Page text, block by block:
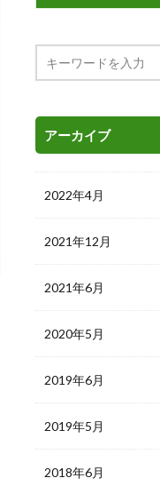
アーカイブ
2022年4月
2021年12月
2021年6月
2020年5月
2019年6月
2019年5月
2018年6月